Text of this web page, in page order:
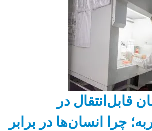
در
چرا انسان‌ها در برابر